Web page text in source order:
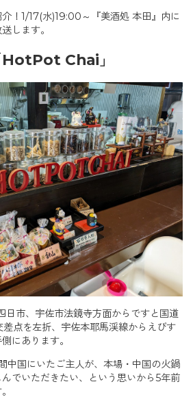
！1/17(水)19:00～『美酒処 本田』内に
します。
HotPot Chai」
市、宇佐市法鏡寺方面からですと国道
点を左折、宇佐本耶馬渓線からえびす
にあります。
国にいたご主人が、本場・中国の火鍋
でいただきたい、という思いから5年前